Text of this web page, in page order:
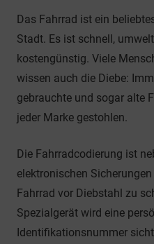
Das Fahrrad ist ein
Stadt. Es ist schnell,
kostengünstig. Viele
wissen auch die Diebe:
gebrauchte und sogar alte
jeder Marke gestohlen.
Die Fahrradcodierung ist
elektronischen
Fahrrad vor Diebstahl zu
Spezialgerät wird eine
Identifikationsnummer